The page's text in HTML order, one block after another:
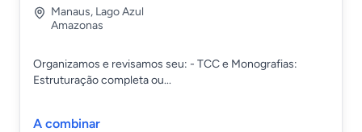
Manaus, Lago Azul
Amazonas
Organizamos e revisamos seu: - TCC e Monografias:
Estruturação completa ou...
A combinar